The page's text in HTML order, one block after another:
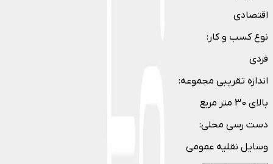
اقتصادی
نوع کسب و کار :
فردی
اندازه تقریبی مجموعه:
بالای 30 متر مربع
دست رسی محلی:
وسایل نقلیه عمومی